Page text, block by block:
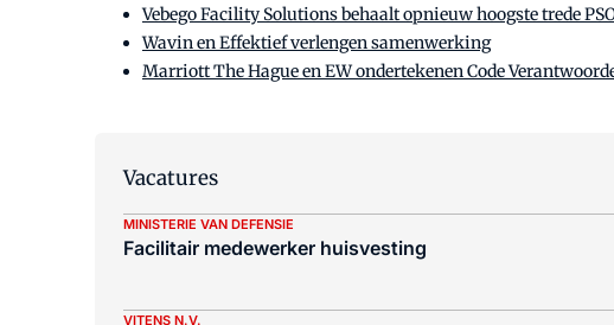
Vebego Facility Solutions behaalt opnieuw hoogste trede
Wavin en Effektief verlengen samenwerking
Marriott The Hague en EW ondertekenen Code
Vacatures
MINISTERIE VAN DEFENSIE
Facilitair medewerker huisvesting
VITENS N.V.